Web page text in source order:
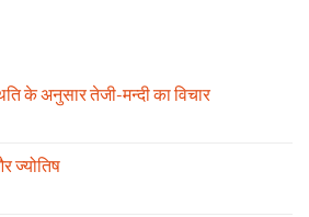
के अनुसार तेजी-मन्दी का विचार
ज्योतिष